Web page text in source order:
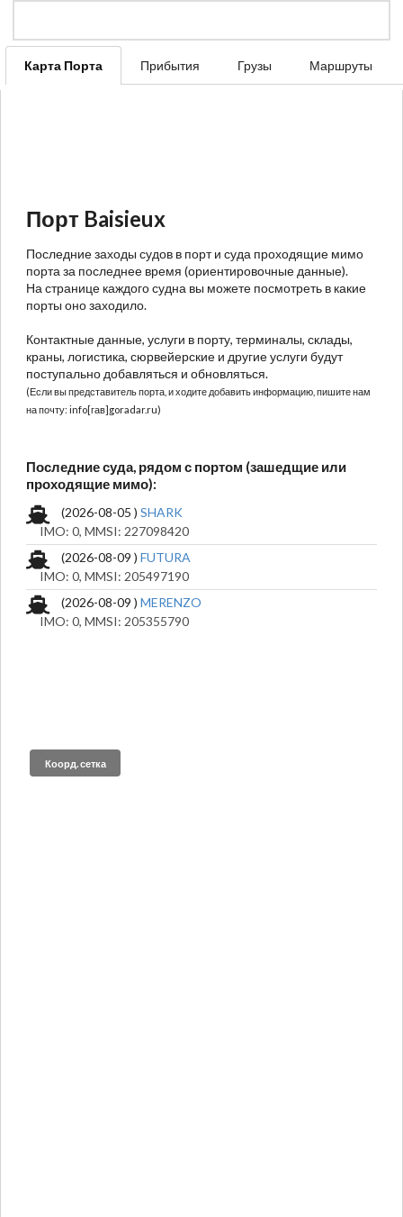
Карта Порта Прибытия Грузы Маршруты
Порт Baisieux
Последние заходы судов в порт и суда проходящие мимо
порта за последнее время (ориентировочные данные).
На странице каждого судна вы можете посмотреть в какие
порты оно заходило.
Контактные данные, услуги в порту, терминалы, склады,
краны, логистика, сюрвейерские и другие услуги будут
поступально добавляться и обновляться.
(Если вы представитель порта, и ходите добавить информацию, пишите нам
на почту: info[гав]goradar.ru)
Последние суда, рядом с портом (зашедщие или
проходящие мимо):
(2026-08-05 ) SHARK
IMO: 0, MMSI: 227098420
(2026-08-09 ) FUTURA
IMO: 0, MMSI: 205497190
(2026-08-09 ) MERENZO
IMO: 0, MMSI: 205355790
Коорд. сетка